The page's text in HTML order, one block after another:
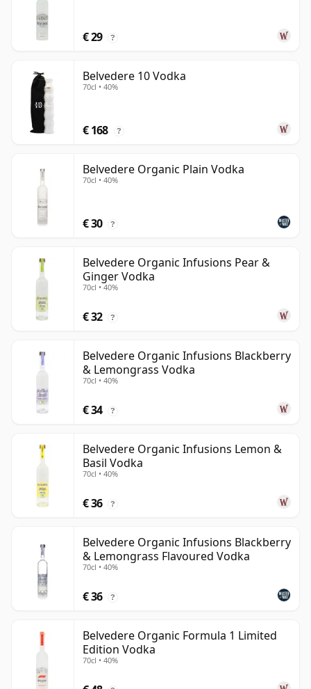
€ 29 ?
Belvedere 10 Vodka
70cl • 40%
€ 168 ?
Belvedere Organic Plain Vodka
70cl • 40%
€ 30 ?
Belvedere Organic Infusions Pear &
Ginger Vodka
70cl • 40%
€ 32 ?
Belvedere Organic Infusions Blackberry
& Lemongrass Vodka
70cl • 40%
€ 34 ?
Belvedere Organic Infusions Lemon &
Basil Vodka
70cl • 40%
€ 36 ?
Belvedere Organic Infusions Blackberry
& Lemongrass Flavoured Vodka
70cl • 40%
€ 36 ?
Belvedere Organic Formula 1 Limited
Edition Vodka
70cl • 40%